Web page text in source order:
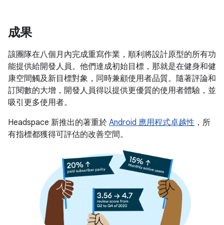
成果
該團隊在八個月內完成重寫作業，順利將設計原型的所有功
能提供給開發人員。他們達成初始目標，那就是在健身和健
康空間觸及新目標對象，同時兼顧使用者品質。隨著評論和
訂閱數的大增，開發人員得以提供更優質的使用者體驗，並
吸引更多使用者。
Headspace 新推出的著重於 Android 應用程式卓越性 ，所
有指標都獲得可評估的改善空間。